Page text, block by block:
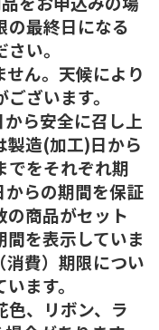
の最終日になる
い。
ん。天候により
ざいます。
ら安全に召し上
製造(加工)日から
でをそれぞれ期
からの期間を保証
の商品がセット
を表示していま
消費）期限につい
ます。
、リボン、ラ